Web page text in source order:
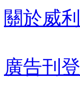
關於威利
廣告刊登